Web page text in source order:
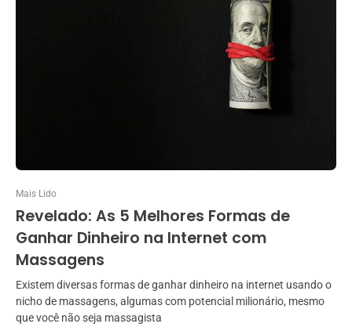
Mais Lido
Revelado: As 5 Melhores Formas de
Ganhar Dinheiro na Internet com
Massagens
Existem diversas formas de ganhar dinheiro na internet usando o
nicho de massagens, algumas com potencial milionário, mesmo
que você não seja massagista